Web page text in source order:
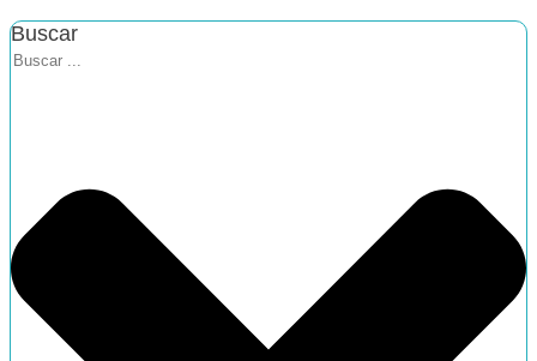
Buscar